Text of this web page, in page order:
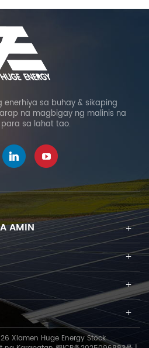
sa buhay & sikaping
na magbigay ng malinis na
sa lahat tao.
AMIN
Xiamen Huge Energy Stock